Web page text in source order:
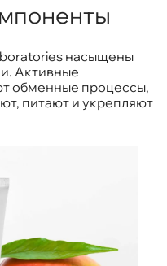
насыщены
Активные
обменные процессы,
питают и укрепляют